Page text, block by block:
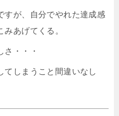
すが、自分でやれた達成感
あげてくる。
さ・・・
てしまうこと間違いなし